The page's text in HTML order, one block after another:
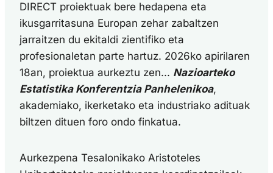
DIRECT proiektuak bere hedapena eta
ikusgarritasuna Europan zehar zabaltzen
jarraitzen du ekitaldi zientifiko eta
profesionaletan parte hartuz. 2026ko apirilaren
18an, proiektua aurkeztu zen... Nazioarteko
Estatistika Konferentzia Panhelenikoa,
akademiako, ikerketako eta industriako adituak
biltzen dituen foro ondo finkatua.
Aurkezpena Tesalonikako Aristoteles